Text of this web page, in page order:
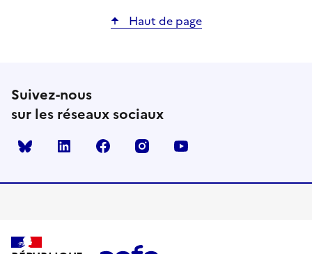
Haut de page
Suivez-nous
sur les réseaux sociaux
Bluesky linkedin facebook instagram